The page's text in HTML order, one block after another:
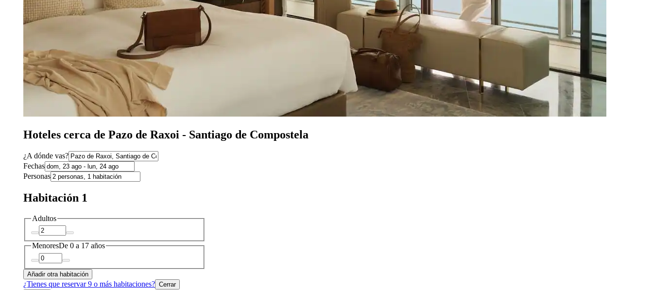
Hoteles cerca de Pazo de Raxoi - Santiago de Compostela
¿A dónde vas?
Fechas
Personas
Habitación 1
Adultos
MenoresDe 0 a 17 años
Añadir otra habitación
¿Tienes que reservar 9 o más habitaciones? Cerrar